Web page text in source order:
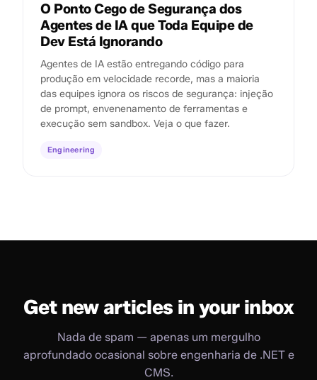
O Ponto Cego de Segurança dos
Agentes de IA que Toda Equipe de
Dev Está Ignorando
Agentes de IA estão entregando código para
produção em velocidade recorde, mas a maioria
das equipes ignora os riscos de segurança: injeção
de prompt, envenenamento de ferramentas e
execução sem sandbox. Veja o que fazer.
Engineering
Get new articles in your inbox
Nada de spam — apenas um mergulho
aprofundado ocasional sobre engenharia de .NET e
CMS.